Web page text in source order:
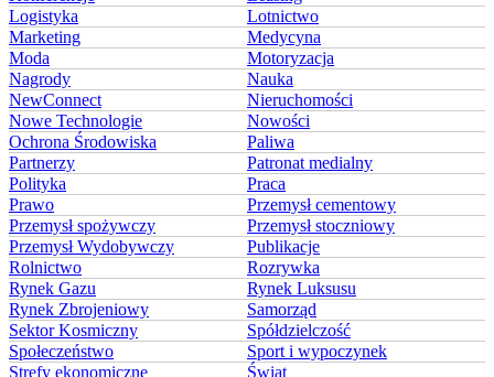
Logistyka
Lotnictwo
Marketing
Medycyna
Moda
Motoryzacja
Nagrody
Nauka
NewConnect
Nieruchomości
Nowe Technologie
Nowości
Ochrona Środowiska
Paliwa
Partnerzy
Patronat medialny
Polityka
Praca
Prawo
Przemysł cementowy
Przemysł spożywczy
Przemysł stoczniowy
Przemysł Wydobywczy
Publikacje
Rolnictwo
Rozrywka
Rynek Gazu
Rynek Luksusu
Rynek Zbrojeniowy
Samorząd
Sektor Kosmiczny
Spółdzielczość
Społeczeństwo
Sport i wypoczynek
Strefy ekonomiczne
Świat